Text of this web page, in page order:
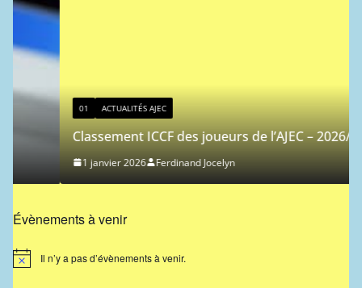
ACTUALITÉS AJEC
Classement ICCF des joueurs de l’AJEC – 2026/1
1 janvier 2026 Ferdinand Jocelyn
Évènements à venir
N
Il n’y a pas d’évènements à venir.